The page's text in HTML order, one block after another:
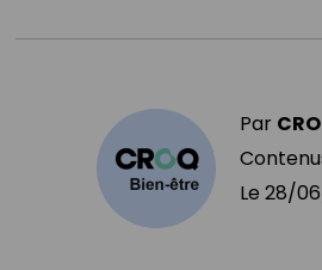
Par
Le 28/